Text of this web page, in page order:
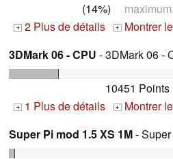
(14%)
+ 2 Plus de détails + Montrer
3DMark 06 - CPU - 3DMark 06 -
10451 Points
+ 1 Plus de détails + Montrer
Super Pi mod 1.5 XS 1M-